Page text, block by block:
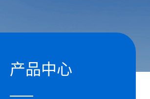
产品中心